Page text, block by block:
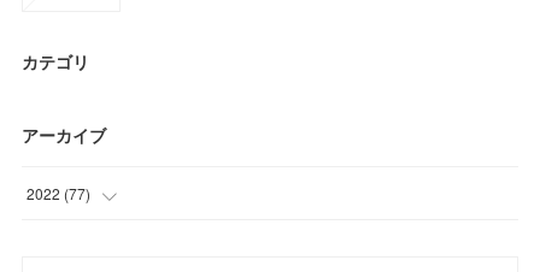
カテゴリ
アーカイブ
2022 (77)